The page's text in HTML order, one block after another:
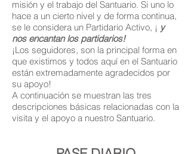
misión y el trabajo del Santuario. Si uno lo
hace a un cierto nivel y de forma continua,
se le considera un Partidario Activo, ¡ y
nos encantan los partidarios!
¡Los seguidores, son la principal forma en
que existimos y todos aquí en el Santuario
están extremadamente agradecidos por
su apoyo!
A continuación se muestran las tres
descripciones básicas relacionadas con la
visita y el apoyo a nuestro Santuario.